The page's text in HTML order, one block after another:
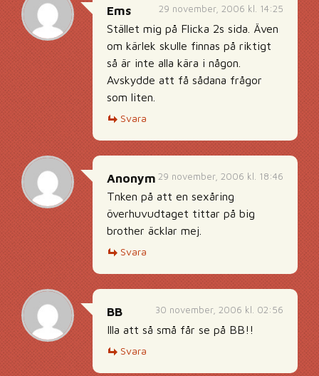
29 november, 2006 kl. 14:25
Ems
Stället mig på Flicka 2s sida. Även
om kärlek skulle finnas på riktigt
så är inte alla kära i någon.
Avskydde att få sådana frågor
som liten.
Svara
29 november, 2006 kl. 18:46
Anonym
Tnken på att en sexåring
överhuvudtaget tittar på big
brother äcklar mej.
Svara
30 november, 2006 kl. 02:56
BB
Illa att så små får se på BB!!
Svara